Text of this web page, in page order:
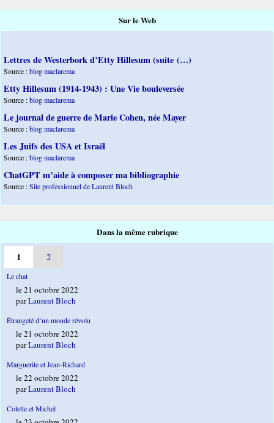
Sur le Web
Lettres de Westerbork d’Etty Hillesum (suite (…)
Source :blog maclarema
Etty Hillesum (1914-1943) : Une Vie bouleversée
Source :blog maclarema
Le journal de guerre de Marie Cohen, née Mayer
Source :blog maclarema
Les Juifs des USA et Israël
Source :blog maclarema
ChatGPT m’aide à composer ma bibliographie
Source :Site professionnel de Laurent Bloch
Dans la même rubrique
1 2
Le chat
le 21 octobre 2022
parLaurent Bloch
Étrangeté d’un monde révolu
le 21 octobre 2022
parLaurent Bloch
Marguerite et Jean-Richard
le 22 octobre 2022
parLaurent Bloch
Colette et Michel